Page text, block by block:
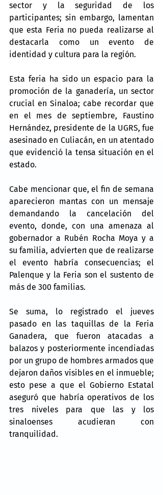
sector y la seguridad de los
participantes; sin embargo, lamentan
que esta Feria no pueda realizarse al
destacarla como un evento de
identidad y cultura para la región.
Esta feria ha sido un espacio para la
promoción de la ganadería, un sector
crucial en Sinaloa; cabe recordar que
en el mes de septiembre, Faustino
Hernández, presidente de la UGRS, fue
asesinado en Culiacán, en un atentado
que evidenció la tensa situación en el
estado.
Cabe mencionar que, el fin de semana
aparecieron mantas con un mensaje
demandando la cancelación del
evento, donde, con una amenaza al
gobernador a Rubén Rocha Moya y a
su familia, advierten que de realizarse
el evento habría consecuencias; el
Palenque y la Feria son el sustento de
más de 300 familias.
Se suma, lo registrado el jueves
pasado en las taquillas de la Feria
Ganadera, que fueron atacadas a
balazos y posteriormente incendiadas
por un grupo de hombres armados que
dejaron daños visibles en el inmueble;
esto pese a que el Gobierno Estatal
aseguró que habría operativos de los
tres niveles para que las y los
sinaloenses acudieran con
tranquilidad.